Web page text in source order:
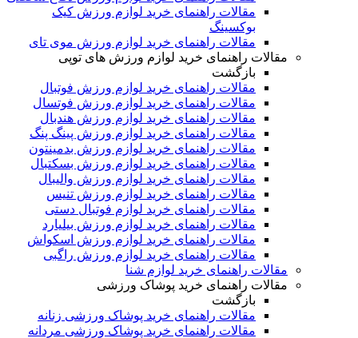
مقالات راهنمای خرید لوازم ورزش کیک
بوکسینگ
مقالات راهنمای خرید لوازم ورزش موی تای
مقالات راهنمای خرید لوازم ورزش های توپی
بازگشت
مقالات راهنمای خرید لوازم ورزش فوتبال
مقالات راهنمای خرید لوازم ورزش فوتسال
مقالات راهنمای خرید لوازم ورزش هندبال
مقالات راهنمای خرید لوازم ورزش پینگ پنگ
مقالات راهنمای خرید لوازم ورزش بدمینتون
مقالات راهنمای خرید لوازم ورزش بسکتبال
مقالات راهنمای خرید لوازم ورزش والیبال
مقالات راهنمای خرید لوازم ورزش تنیس
مقالات راهنمای خرید لوازم فوتبال دستی
مقالات راهنمای خرید لوازم ورزش بیلیارد
مقالات راهنمای خرید لوازم ورزش اسکواش
مقالات راهنمای خرید لوازم ورزش راگبی
مقالات راهنمای خرید لوازم شنا
مقالات راهنمای خرید پوشاک ورزشی
بازگشت
مقالات راهنمای خرید پوشاک ورزشی زنانه
مقالات راهنمای خرید پوشاک ورزشی مردانه